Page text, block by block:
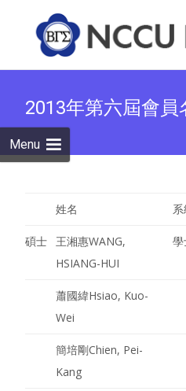
Menu
2013年第六屆會員
姓名 系
碩士 王湘惠WANG,
HSIANG-HUI
蕭國緯Hsiao, Kuo-
Wei
簡培剛Chien, Pei-
Kang